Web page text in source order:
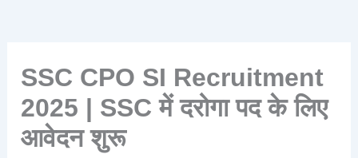
SSC CPO SI Recruitment
2025 | SSC में दरोगा पद के लिए
आवेदन शुरू